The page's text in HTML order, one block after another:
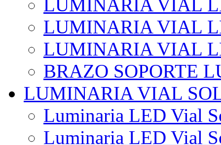
LUMINARIA VIAL
LUMINARIA VIAL
LUMINARIA VIAL
BRAZO SOPORTE
LUMINARIA VIAL
Luminaria LED Vial
Luminaria LED Vial